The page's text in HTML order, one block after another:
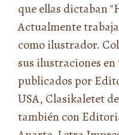
que ellas dictaban
Actualmente
como ilustrador.
sus ilustraciones
publicados por
USA, Clasikaletet
también con